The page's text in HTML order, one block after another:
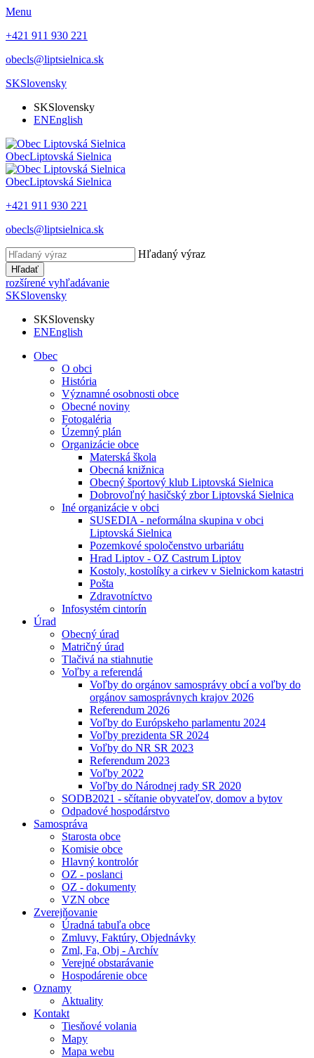
Menu
+421 911 930 221
obecls@liptsielnica.sk
SKSlovensky
SKSlovensky
ENEnglish
ObecLiptovská Sielnica
ObecLiptovská Sielnica
+421 911 930 221
obecls@liptsielnica.sk
Hľadaný výraz
Hľadať
rozšírené vyhľadávanie
SKSlovensky
SKSlovensky
ENEnglish
Obec
O obci
História
Významné osobnosti obce
Obecné noviny
Fotogaléria
Územný plán
Organizácie obce
Materská škola
Obecná knižnica
Obecný športový klub Liptovská Sielnica
Dobrovoľný hasičský zbor Liptovská Sielnica
Iné organizácie v obci
SUSEDIA - neformálna skupina v obci
Liptovská Sielnica
Pozemkové spoločenstvo urbariátu
Hrad Liptov - OZ Castrum Liptov
Kostoly, kostolíky a cirkev v Sielnickom katastri
Pošta
Zdravotníctvo
Infosystém cintorín
Úrad
Obecný úrad
Matričný úrad
Tlačivá na stiahnutie
Voľby a referendá
Voľby do orgánov samosprávy obcí a voľby do
orgánov samosprávnych krajov 2026
Referendum 2026
Voľby do Európskeho parlamentu 2024
Voľby prezidenta SR 2024
Voľby do NR SR 2023
Referendum 2023
Voľby 2022
Voľby do Národnej rady SR 2020
SODB2021 - sčítanie obyvateľov, domov a bytov
Odpadové hospodárstvo
Samospráva
Starosta obce
Komisie obce
Hlavný kontrolór
OZ - poslanci
OZ - dokumenty
VZN obce
Zverejňovanie
Úradná tabuľa obce
Zmluvy, Faktúry, Objednávky
Zml, Fa, Obj - Archív
Verejné obstarávanie
Hospodárenie obce
Oznamy
Aktuality
Kontakt
Tiesňové volania
Mapy
Mapa webu